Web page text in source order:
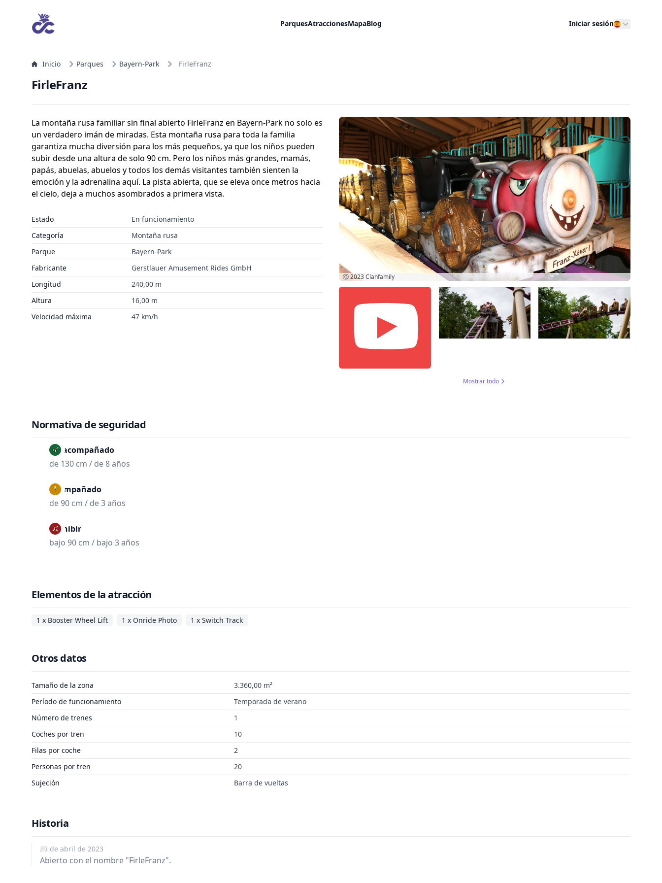
ParquesAtraccionesMapaBlog Iniciar sesión
Inicio Parques Bayern-Park FirleFranz
FirleFranz
La montaña rusa familiar sin final abierto FirleFranz en Bayern-Park no solo es
un verdadero imán de miradas. Esta montaña rusa para toda la familia
garantiza mucha diversión para los más pequeños, ya que los niños pueden
subir desde una altura de solo 90 cm. Pero los niños más grandes, mamás,
papás, abuelas, abuelos y todos los demás visitantes también sienten la
emoción y la adrenalina aquí. La pista abierta, que se eleva once metros hacia
el cielo, deja a muchos asombrados a primera vista.
Estado
En funcionamiento
Categoría
Montaña rusa
Parque
Bayern-Park
Fabricante
Gerstlauer Amusement Rides GmbH
Longitud
240,00 m
Altura
16,00 m
Velocidad máxima
47 km/h
Ⓒ 2023Clanfamily
Mostrar todo
Normativa de seguridad
No acompañado
de 130 cm / de 8 años
Acompañado
de 90 cm / de 3 años
Prohibir
bajo 90 cm / bajo 3 años
Elementos de la atracción
1 x Booster Wheel Lift 1 x Onride Photo 1 x Switch Track
Otros datos
Tamaño de la zona
3.360,00 m²
Período de funcionamiento
Temporada de verano
Número de trenes
1
Coches por tren
10
Filas por coche
2
Personas por tren
20
Sujeción
Barra de vueltas
Historia
28 de abril de 2023
Abierto con el nombre "FirleFranz".